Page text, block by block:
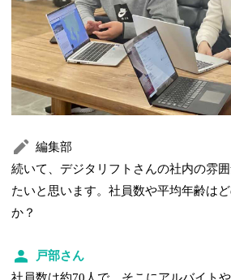
編集部
続いて、デジタリフトさんの社内の雰
たいと思います。社員数や平均年齢は
か？
戸部さん